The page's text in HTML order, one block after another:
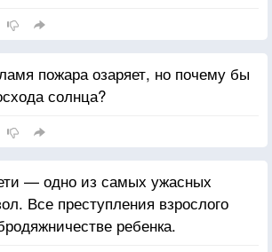
пожара озаряет, но почему бы
солнца?
— одно из самых ужасных
Все преступления взрослого
ребенка.